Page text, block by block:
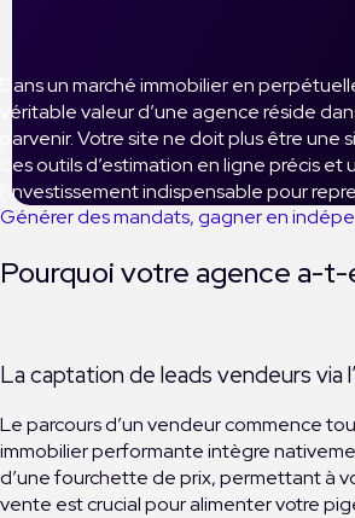
Dans un marché immobilier en
véritable valeur d’une agence réside
parvenir. Votre site ne doit plus être
des outils d’estimation en ligne précis
l’investissement indispensable pour
Générer des mandats, gagner en
Pourquoi votre agence a-
La captation de leads vendeurs via
Le parcours d’un vendeur commence
immobilier performante intègre
d’une fourchette de prix, permettant à
vente est crucial pour alimenter votre